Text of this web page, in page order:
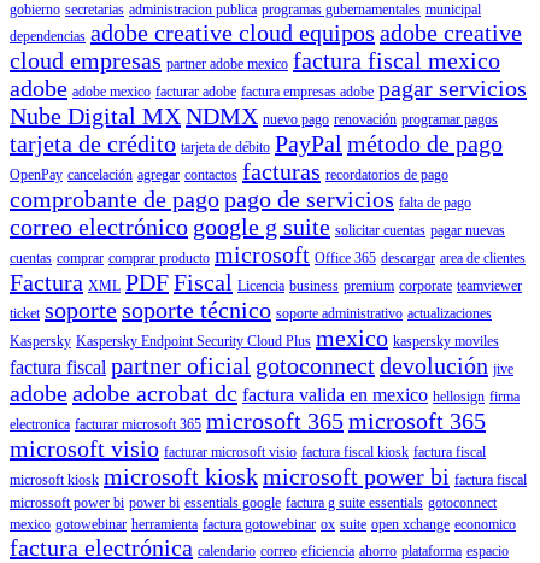
gobierno secretarias administracion publica programas gubernamentales municipal
dependencias adobe creative cloud equipos adobe creative
cloud empresas partner adobe mexico factura fiscal mexico
adobe adobe mexico facturar adobe factura empresas adobe pagar servicios
Nube Digital MXNDMX nuevo pago renovación programar pagos
tarjeta de crédito tarjeta de débito PayPal método de pago
OpenPay cancelación agregar contactos facturas recordatorios de pago
comprobante de pagopago de servicios falta de pago
correo electrónico google g suite solicitar cuentas pagar nuevas
cuentas comprar comprar producto microsoft Office 365 descargar area de clientes
Factura XML PDFFiscal Licencia business premium corporate teamviewer
ticket soportesoporte técnico soporte administrativo actualizaciones
Kaspersky Kaspersky Endpoint Security Cloud Plus mexico kaspersky moviles
factura fiscal partner oficial gotoconnectdevolución jive
adobeadobe acrobat dc factura valida en mexico hellosign firma
electronica facturar microsoft 365 microsoft 365microsoft 365
microsoft visio facturar microsoft visio factura fiscal kiosk factura fiscal
microsoft kiosk microsoft kioskmicrosoft power bi factura fiscal
microssoft power bi power bi essentials google factura g suite essentials gotoconnect
mexico gotowebinar herramienta factura gotowebinar ox suite open xchange economico
factura electrónica calendario correo eficiencia ahorro plataforma espacio